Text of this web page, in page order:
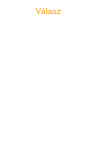
Válasz